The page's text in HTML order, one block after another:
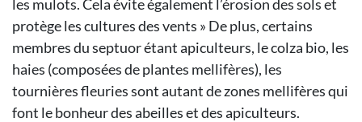
les mulots. Cela évite également l’érosion des sols et
protège les cultures des vents » De plus, certains
membres du septuor étant apiculteurs, le colza bio, les
haies (composées de plantes mellifères), les
tournières fleuries sont autant de zones mellifères qui
font le bonheur des abeilles et des apiculteurs.